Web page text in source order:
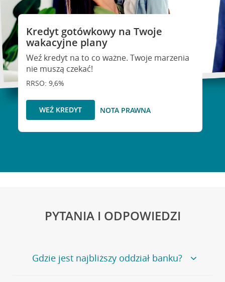
Kredyt gotówkowy na Twoje
wakacyjne plany
Weź kredyt na to co ważne. Twoje marzenia
nie muszą czekać!
RRSO: 9,6%
WEŹ KREDYT NOTA PRAWNA
PYTANIA I ODPOWIEDZI
Gdzie jest najbliższy oddział banku?